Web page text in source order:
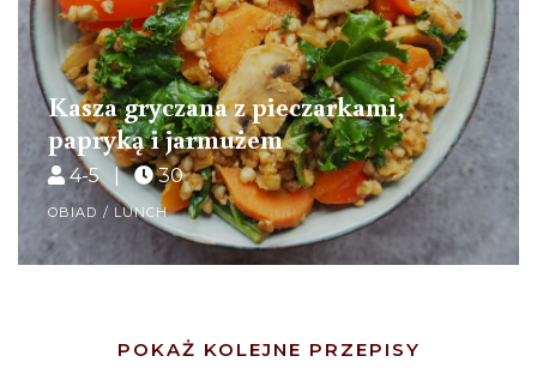
Kasza gryczana z pieczarkami,
papryką i jarmużem
4-5 | 30
OBIAD / LUNCH
POKAŻ KOLEJNE PRZEPISY